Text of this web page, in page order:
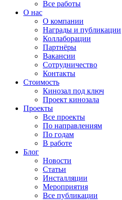
Все работы
О нас
О компании
Награды и публикации
Коллаборации
Партнёры
Вакансии
Сотрудничество
Контакты
Стоимость
Кинозал под ключ
Проект кинозала
Проекты
Все проекты
По направлениям
По годам
В работе
Блог
Новости
Статьи
Инсталляции
Мероприятия
Все публикации